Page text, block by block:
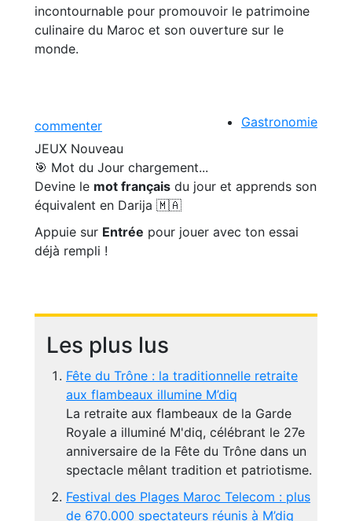
incontournable pour promouvoir le patrimoine
culinaire du Maroc et son ouverture sur le
monde.
commenter
Gastronomie
JEUX Nouveau
🎯 Mot du Jour chargement...
Devine le mot français du jour et apprends son
équivalent en Darija 🇲🇦
Appuie sur Entrée pour jouer avec ton essai
déjà rempli !
Les plus lus
Fête du Trône : la traditionnelle retraite
aux flambeaux illumine M’diq
La retraite aux flambeaux de la Garde
Royale a illuminé M'diq, célébrant le 27e
anniversaire de la Fête du Trône dans un
spectacle mêlant tradition et patriotisme.
Festival des Plages Maroc Telecom : plus
de 670.000 spectateurs réunis à M’diq